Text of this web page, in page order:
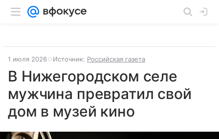
1 июля 2026 Источник: Российская газета
В Нижегородском селе
мужчина превратил свой
дом в музей кино